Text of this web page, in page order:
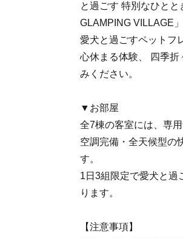
と過ごす 特別なひと
GLAMPING VILLAGE
愛犬と過ごすペットフ
心休まる体験、 四季
みください。
▼お部屋
全7棟の客室には、専
空調完備・全天候型の
す。
1日3組限定で愛犬と過
ります。
【注意事項】